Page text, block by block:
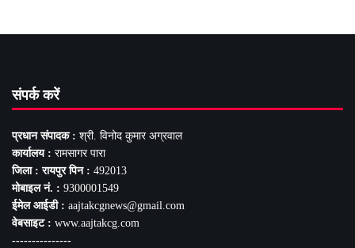
संपर्क करें
प्रधान संपादक : श्री. विनोद कुमार अग्रवाल
कार्यालय : रामसागर पारा
जिला : रायपुर पिन : 492013
मोबाइल नं. : 9300001549
ईमेल आईडी : aajtakcgnews@gmail.com
वेबसाइट : www.aajtakcg.com
---------------